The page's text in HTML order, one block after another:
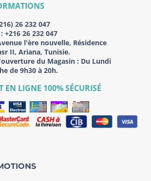
26 232 047
+216 26 232 047
l'ère nouvelle, Résidence
II, Ariana, Tunisie.
du Magasin : Du Lundi
de 9h30 à 20h.
EN LIGNE 100% SÉCURISÉ